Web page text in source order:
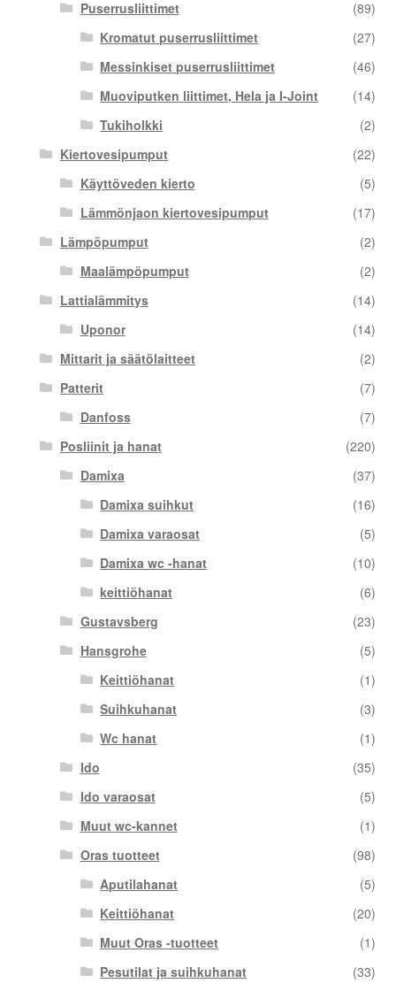
Puserrusliittimet
(89)
Kromatut puserrusliittimet
(27)
Messinkiset puserrusliittimet
(46)
Muoviputken liittimet, Hela ja I-Joint
(14)
Tukiholkki
(2)
Kiertovesipumput
(22)
Käyttöveden kierto
(5)
Lämmönjaon kiertovesipumput
(17)
Lämpöpumput
(2)
Maalämpöpumput
(2)
Lattialämmitys
(14)
Uponor
(14)
Mittarit ja säätölaitteet
(2)
Patterit
(7)
Danfoss
(7)
Posliinit ja hanat
(220)
Damixa
(37)
Damixa suihkut
(16)
Damixa varaosat
(5)
Damixa wc -hanat
(10)
keittiöhanat
(6)
Gustavsberg
(23)
Hansgrohe
(5)
Keittiöhanat
(1)
Suihkuhanat
(3)
Wc hanat
(1)
Ido
(35)
Ido varaosat
(5)
Muut wc-kannet
(1)
Oras tuotteet
(98)
Aputilahanat
(5)
Keittiöhanat
(20)
Muut Oras -tuotteet
(1)
Pesutilat ja suihkuhanat
(33)